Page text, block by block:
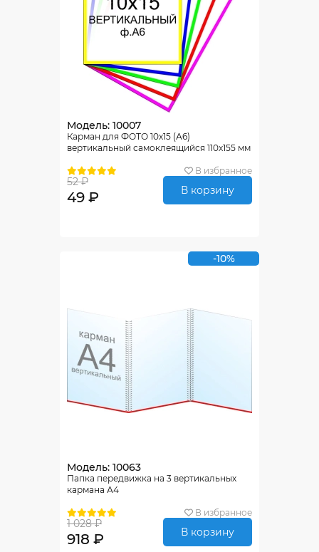
Модель: 10007
Карман для ФОТО 10х15 (А6)
вертикальный самоклеящийся 110х155 мм
В избранное
52 ₽
49 ₽ В корзину
-10%
Модель: 10063
Папка передвижка на 3 вертикальных
кармана А4
В избранное
1 028 ₽
918 ₽ В корзину